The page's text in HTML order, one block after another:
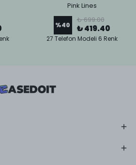
Pink Lines
%40
₺ 699.00
₺ 419.40
27 Telefon Modeli 6 Renk